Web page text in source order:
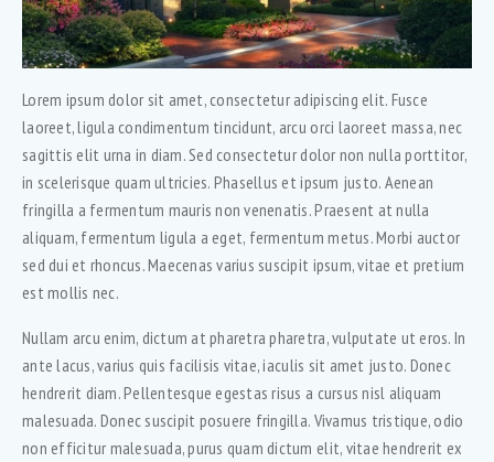
Lorem ipsum dolor sit amet, consectetur adipiscing elit. Fusce
laoreet, ligula condimentum tincidunt, arcu orci laoreet massa, nec
sagittis elit urna in diam. Sed consectetur dolor non nulla porttitor,
in scelerisque quam ultricies. Phasellus et ipsum justo. Aenean
fringilla a fermentum mauris non venenatis. Praesent at nulla
aliquam, fermentum ligula a eget, fermentum metus. Morbi auctor
sed dui et rhoncus. Maecenas varius suscipit ipsum, vitae et pretium
est mollis nec.
Nullam arcu enim, dictum at pharetra pharetra, vulputate ut eros. In
ante lacus, varius quis facilisis vitae, iaculis sit amet justo. Donec
hendrerit diam. Pellentesque egestas risus a cursus nisl aliquam
malesuada. Donec suscipit posuere fringilla. Vivamus tristique, odio
non efficitur malesuada, purus quam dictum elit, vitae hendrerit ex